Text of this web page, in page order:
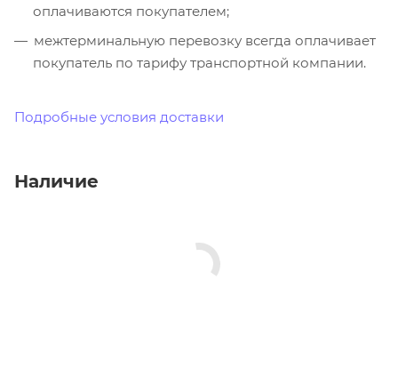
оплачиваются покупателем;
межтерминальную перевозку всегда оплачивает
покупатель по тарифу транспортной компании.
Подробные условия доставки
Наличие